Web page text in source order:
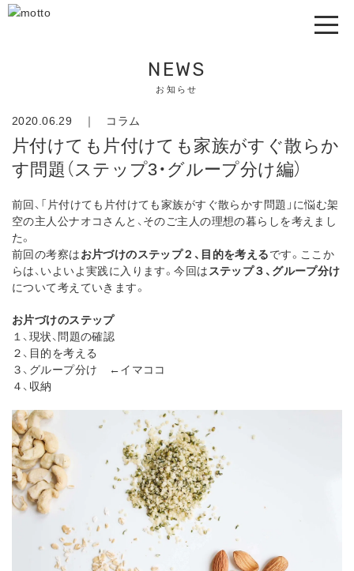
NEWS
お知らせ
2020.06.29 ｜ コラム
片付けても片付けても家族がすぐ散らか
す問題（ステップ3・グループ分け編）
前回、「片付けても片付けても家族がすぐ散らかす問題」に悩む架
空の主人公ナオコさんと、そのご主人の理想の暮らしを考えまし
た。
前回の考察はお片づけのステップ２、目的を考えるです。ここか
らは、いよいよ実践に入ります。今回はステップ３、グループ分け
について考えていきます。
お片づけのステップ
１、現状、問題の確認
２、目的を考える
３、グループ分け ←イマココ
４、収納